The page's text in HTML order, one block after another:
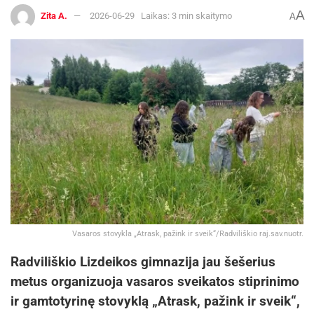
Zita A. 2026-06-29 Laikas: 3 min skaitymo AA
Vasaros stovykla „Atrask, pažink ir sveik“/Radviliškio raj.sav.nuotr.
Radviliškio Lizdeikos gimnazija jau šešerius
metus organizuoja vasaros sveikatos stiprinimo
ir gamtotyrinę stovyklą „Atrask, pažink ir sveik“,